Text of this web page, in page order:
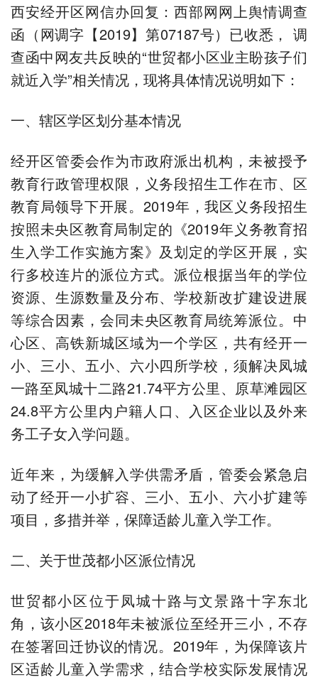
西安经开区网信办回复：西部网网上舆情调查
函（网调字【2019】第07187号）已收悉， 调
查函中网友共反映的“世贸都小区业主盼孩子们
就近入学”相关情况，现将具体情况说明如下：
一、辖区学区划分基本情况
经开区管委会作为市政府派出机构，未被授予
教育行政管理权限，义务段招生工作在市、区
教育局领导下开展。2019年，我区义务段招生
按照未央区教育局制定的《2019年义务教育招
生入学工作实施方案》及划定的学区开展，实
行多校连片的派位方式。派位根据当年的学位
资源、生源数量及分布、学校新改扩建设进展
等综合因素，会同未央区教育局统筹派位。中
心区、高铁新城区域为一个学区，共有经开一
小、三小、五小、六小四所学校，须解决凤城
一路至凤城十二路21.74平方公里、原草滩园区
24.8平方公里内户籍人口、入区企业以及外来
务工子女入学问题。
近年来，为缓解入学供需矛盾，管委会紧急启
动了经开一小扩容、三小、五小、六小扩建等
项目，多措并举，保障适龄儿童入学工作。
二、关于世茂都小区派位情况
世贸都小区位于凤城十路与文景路十字东北
角，该小区2018年未被派位至经开三小，不存
在签署回迁协议的情况。2019年，为保障该片
区适龄儿童入学需求，结合学校实际发展情况